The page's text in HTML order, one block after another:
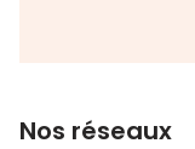
Nos réseaux